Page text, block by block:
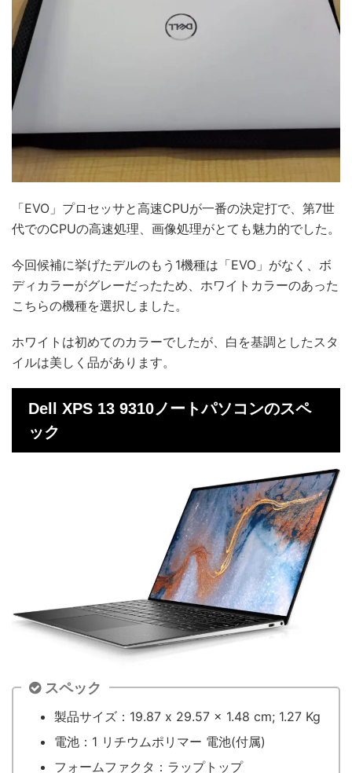
「EVO」プロセッサと高速CPUが一番の決定打で、第7世
代でのCPUの高速処理、画像処理がとても魅力的でした。
今回候補に挙げたデルのもう1機種は「EVO」がなく、ボ
ディカラーがグレーだったため、ホワイトカラーのあった
こちらの機種を選択しました。
ホワイトは初めてのカラーでしたが、白を基調としたスタ
イルは美しく品があります。
Dell XPS 13 9310ノートパソコンのスペ
ック
スペック
製品サイズ：19.87 x 29.57 x 1.48 cm; 1.27 Kg
電池：‎1 リチウムポリマー 電池(付属)
フォームファクタ：‎ラップトップ